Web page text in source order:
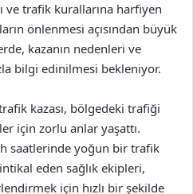
trafik kurallarına harfiyen
önlenmesi açısından büyük
kazanın nedenleri ve
bilgi edinilmesi bekleniyor.
kazası, bölgedeki trafiği
için zorlu anlar yaşattı.
saatlerinde yoğun bir trafik
eden sağlık ekipleri,
için hızlı bir şekilde